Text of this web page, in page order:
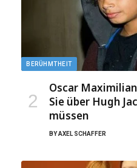
BERÜHMTHEIT
Oscar
Sie über Hugh
müssen
BYAXEL SCHAFFER